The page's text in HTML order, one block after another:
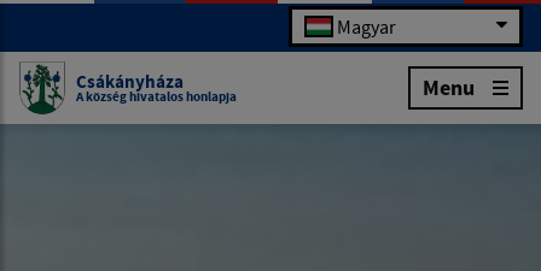
Magyar
Csákányháza
A község hivatalos honlapja Menu